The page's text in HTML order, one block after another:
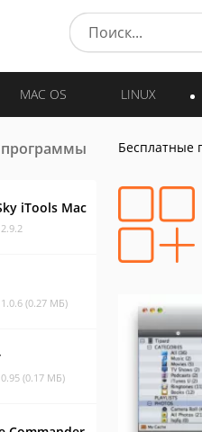
MAC OS LINUX
iTools Mac
(0.27 МБ)
(0.17 МБ)
Бесплатные